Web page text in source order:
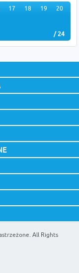
17 18 19
20
/ 24
All Rights